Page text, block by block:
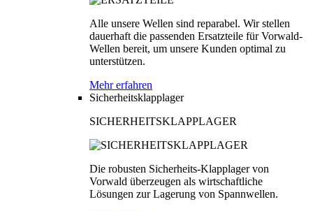
Alle unsere Wellen sind reparabel. Wir stellen
dauerhaft die passenden Ersatzteile für Vorwald-
Wellen bereit, um unsere Kunden optimal zu
unterstützen.
Mehr erfahren
Sicherheitsklapplager
SICHERHEITSKLAPPLAGER
Die robusten Sicherheits-Klapplager von
Vorwald überzeugen als wirtschaftliche
Lösungen zur Lagerung von Spannwellen.